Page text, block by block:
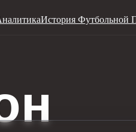
История Футбольной